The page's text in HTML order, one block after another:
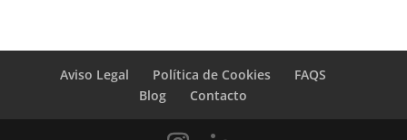
Aviso Legal Política de Cookies
FAQS
Blog
Contacto